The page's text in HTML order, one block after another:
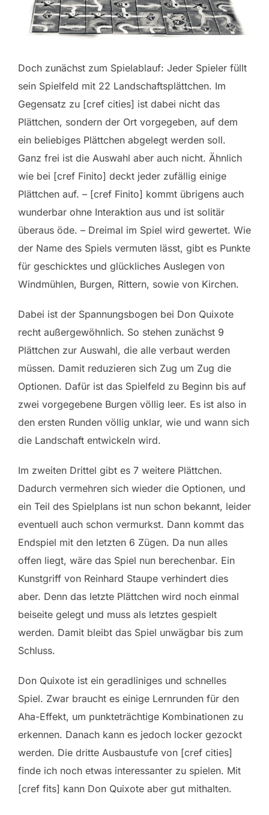
Doch zunächst zum Spielablauf: Jeder Spieler füllt
sein Spielfeld mit 22 Landschaftsplättchen. Im
Gegensatz zu [cref cities] ist dabei nicht das
Plättchen, sondern der Ort vorgegeben, auf dem
ein beliebiges Plättchen abgelegt werden soll.
Ganz frei ist die Auswahl aber auch nicht. Ähnlich
wie bei [cref Finito] deckt jeder zufällig einige
Plättchen auf. – [cref Finito] kommt übrigens auch
wunderbar ohne Interaktion aus und ist solitär
überaus öde. – Dreimal im Spiel wird gewertet. Wie
der Name des Spiels vermuten lässt, gibt es Punkte
für geschicktes und glückliches Auslegen von
Windmühlen, Burgen, Rittern, sowie von Kirchen.
Dabei ist der Spannungsbogen bei Don Quixote
recht außergewöhnlich. So stehen zunächst 9
Plättchen zur Auswahl, die alle verbaut werden
müssen. Damit reduzieren sich Zug um Zug die
Optionen. Dafür ist das Spielfeld zu Beginn bis auf
zwei vorgegebene Burgen völlig leer. Es ist also in
den ersten Runden völlig unklar, wie und wann sich
die Landschaft entwickeln wird.
Im zweiten Drittel gibt es 7 weitere Plättchen.
Dadurch vermehren sich wieder die Optionen, und
ein Teil des Spielplans ist nun schon bekannt, leider
eventuell auch schon vermurkst. Dann kommt das
Endspiel mit den letzten 6 Zügen. Da nun alles
offen liegt, wäre das Spiel nun berechenbar. Ein
Kunstgriff von Reinhard Staupe verhindert dies
aber. Denn das letzte Plättchen wird noch einmal
beiseite gelegt und muss als letztes gespielt
werden. Damit bleibt das Spiel unwägbar bis zum
Schluss.
Don Quixote ist ein geradliniges und schnelles
Spiel. Zwar braucht es einige Lernrunden für den
Aha-Effekt, um punkteträchtige Kombinationen zu
erkennen. Danach kann es jedoch locker gezockt
werden. Die dritte Ausbaustufe von [cref cities]
finde ich noch etwas interessanter zu spielen. Mit
[cref fits] kann Don Quixote aber gut mithalten.